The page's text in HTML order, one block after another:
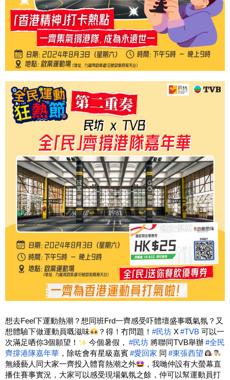
想去Feel下運動熱潮？想同班Frd一齊感受吓體壇盛事嘅氣氛？又
想體驗下做運動員嘅滋味
？得！冇問題！ #民坊 X#TVB 可以一
次滿足哂你3個願望！
今個暑假， #民坊 將聯同TVB舉辦#全民
齊撐港隊嘉年華 ，除咗會有星級嘉賓#愛回家 同 #東張西望
無綫藝人同大家一齊投入體育熱潮之外
，我哋仲設有大螢幕直
播住賽事實況，大家可以感受現場氣氛之餘，仲可以幫運動員打